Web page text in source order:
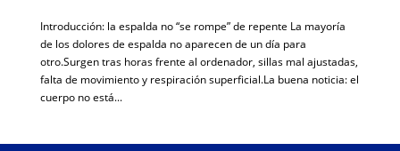
Introducción: la espalda no “se rompe” de repente La mayoría
de los dolores de espalda no aparecen de un día para
otro.Surgen tras horas frente al ordenador, sillas mal ajustadas,
falta de movimiento y respiración superficial.La buena noticia: el
cuerpo no está...